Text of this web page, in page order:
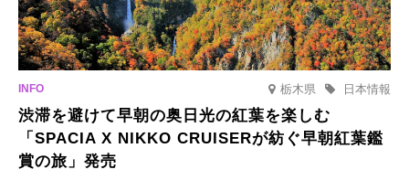
栃木県 日本情報
渋滞を避けて早朝の奥日光の紅葉を楽しむ
「SPACIA X NIKKO CRUISERが紡ぐ早朝紅葉鑑
賞の旅」発売